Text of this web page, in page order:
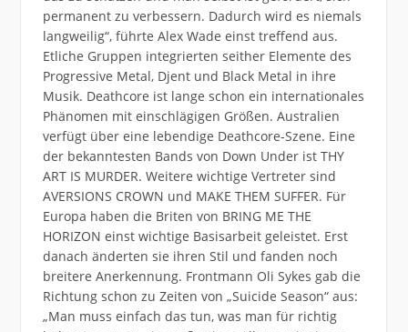
permanent zu verbessern. Dadurch wird es niemals
langweilig“, führte Alex Wade einst treffend aus.
Etliche Gruppen integrierten seither Elemente des
Progressive Metal, Djent und Black Metal in ihre
Musik. Deathcore ist lange schon ein internationales
Phänomen mit einschlägigen Größen. Australien
verfügt über eine lebendige Deathcore-Szene. Eine
der bekanntesten Bands von Down Under ist THY
ART IS MURDER. Weitere wichtige Vertreter sind
AVERSIONS CROWN und MAKE THEM SUFFER. Für
Europa haben die Briten von BRING ME THE
HORIZON einst wichtige Basisarbeit geleistet. Erst
danach änderten sie ihren Stil und fanden noch
breitere Anerkennung. Frontmann Oli Sykes gab die
Richtung schon zu Zeiten von „Suicide Season“ aus:
„Man muss einfach das tun, was man für richtig